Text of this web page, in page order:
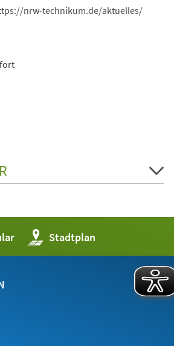
nrw-technikum.de/aktuelles/
Stadtplan
(Öffnet
in
einem